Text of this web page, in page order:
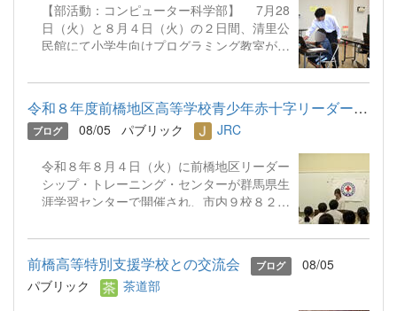
【部活動：コンピューター科学部】 7月28
日（火）と８月４日（火）の２日間、清里公
民館にて小学生向けプログラミング教室が行
ちがボランティアスタッフとしてお手伝いを
してきました。 地区のパソコン指導者を
講師に、プログラミングソフトを使って簡単
なゲーム作りに挑戦。真剣な眼差しで取り組
とても頼もしく見えました。 地域のみな
さんとの温かい交流の機会をいただき、生徒
にとっても非常に貴重な経験となりました。
極的に行っていきます！ ☜ホームに戻る
令和８年度前橋地区高等学校青少年赤十字リーダーシップ・トレー...
ブログ 08/05 パブリック JRC
令和８年８月４日（火）に前橋地区リーダー
シップ・トレーニング・センターが群馬県生
涯学習センターで開催され、市内９校８２名
名、２年生４名の合計７名が出席しました。
今回は「幼児安全法」をテーマに、子どもに
起こりやすい事故とけがに対する応急手当に
ついて講義を受け、実技を学びました。今回
前橋高等特別支援学校との交流会 ブログ
08/05
パブリック
茶道部